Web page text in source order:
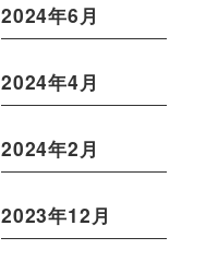
2024年6月
2024年4月
2024年2月
2023年12月